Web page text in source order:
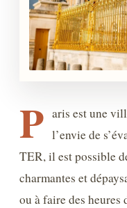
P aris est une
l’envie de
TER, il est possible
charmantes et
ou à faire des